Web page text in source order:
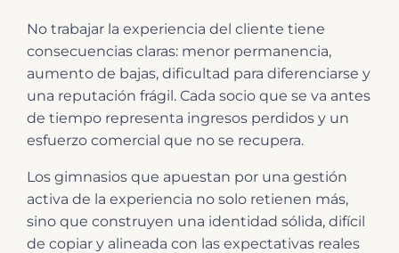
No trabajar la experiencia del cliente tiene
consecuencias claras: menor permanencia,
aumento de bajas, dificultad para diferenciarse y
una reputación frágil. Cada socio que se va antes
de tiempo representa ingresos perdidos y un
esfuerzo comercial que no se recupera.
Los gimnasios que apuestan por una gestión
activa de la experiencia no solo retienen más,
sino que construyen una identidad sólida, difícil
de copiar y alineada con las expectativas reales